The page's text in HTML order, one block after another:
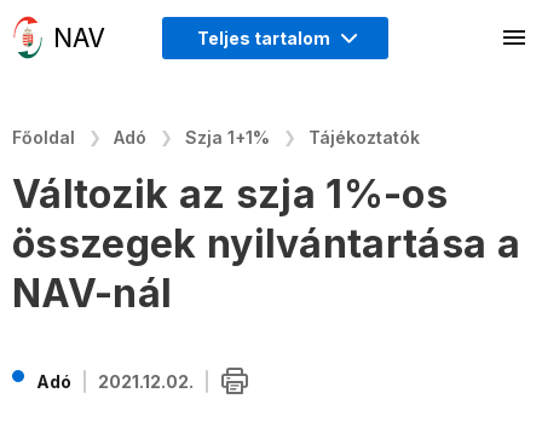
Teljes tartalom
Főoldal Adó Szja 1+1% Tájékoztatók
Változik az szja 1%-os
összegek nyilvántartása a
NAV-nál
Adó 2021.12.02.